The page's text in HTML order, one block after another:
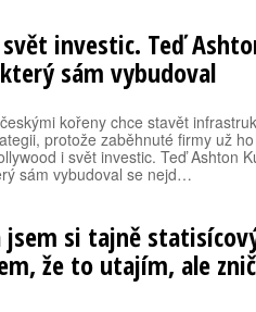
investic. Teď
sám vybudoval
kořeny chce stavět
protože zaběhnuté firmy už
i svět investic. Teď Ashton
sám vybudoval se nejd…
jsem si tajně
že to utajím, ale